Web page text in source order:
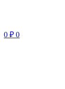
0 ₽ 0